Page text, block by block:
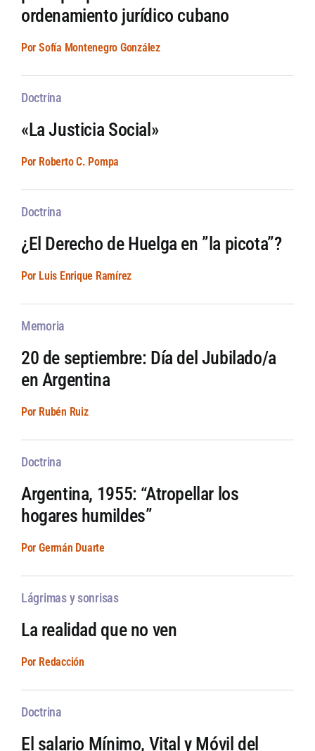
ordenamiento jurídico cubano
Por Sofía Montenegro González
Doctrina
«La Justicia Social»
Por Roberto C. Pompa
Doctrina
¿El Derecho de Huelga en ”la picota”?
Por Luis Enrique Ramírez
Memoria
20 de septiembre: Día del Jubilado/a
en Argentina
Por Rubén Ruiz
Doctrina
Argentina, 1955: “Atropellar los
hogares humildes”
Por Germán Duarte
Lágrimas y sonrisas
La realidad que no ven
Por Redacción
Doctrina
El salario Mínimo, Vital y Móvil del